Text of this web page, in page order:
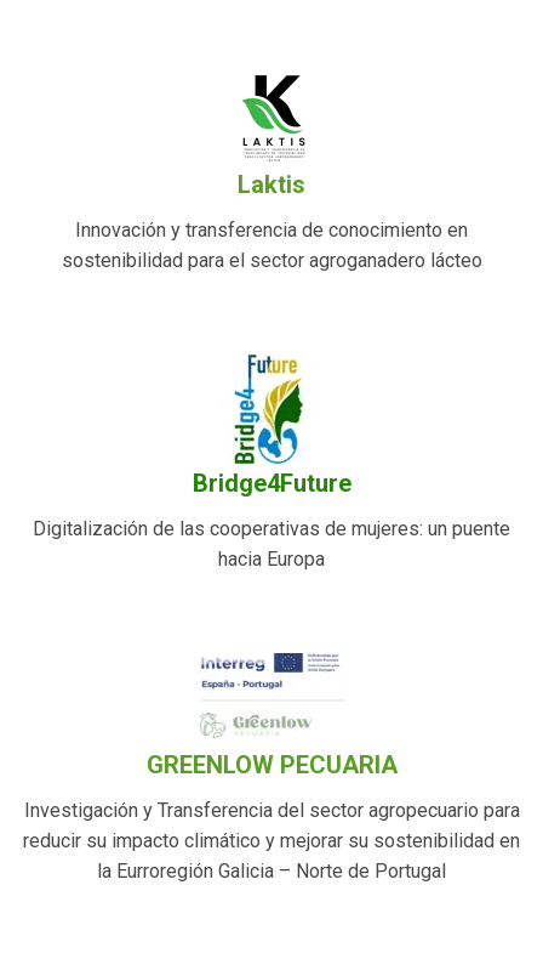
Laktis
Innovación y transferencia de conocimiento en
sostenibilidad para el sector agroganadero lácteo
Bridge4Future
Digitalización de las cooperativas de mujeres: un puente
hacia Europa
GREENLOW PECUARIA
Investigación y Transferencia del sector agropecuario para
reducir su impacto climático y mejorar su sostenibilidad en
la Eurroregión Galicia – Norte de Portugal